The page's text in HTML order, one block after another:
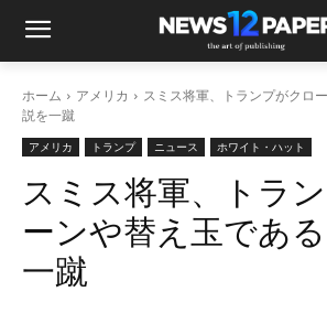
ホーム アメリカ
スミス将軍、トランプがクロ
説を一蹴
アメリカ トランプ ニュース ホワイト・ハット
スミス将軍、トラ
ーンや替え玉であ
一蹴